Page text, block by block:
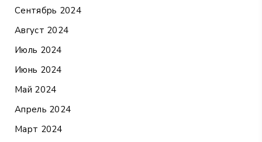
Сентябрь 2024
Август 2024
Июль 2024
Июнь 2024
Май 2024
Апрель 2024
Март 2024